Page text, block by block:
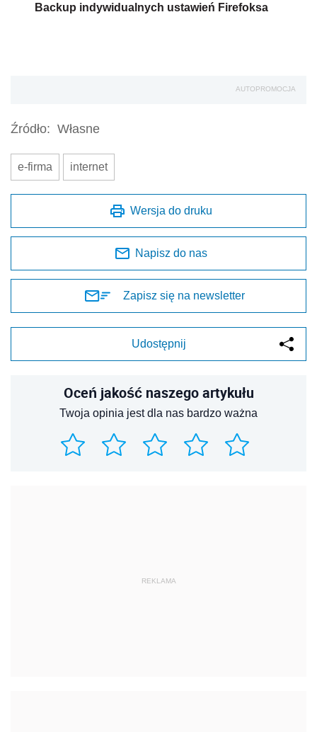
Backup indywidualnych ustawień Firefoksa
AUTOPROMOCJA
Źródło: Własne
e-firma internet
Wersja do druku
Napisz do nas
Zapisz się na newsletter
Udostępnij
Oceń jakość naszego artykułu
Twoja opinia jest dla nas bardzo ważna
REKLAMA